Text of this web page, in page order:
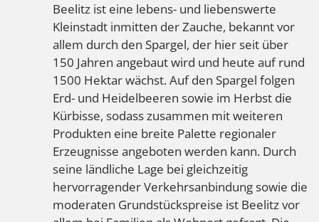
Beelitz ist eine lebens- und liebenswerte
Kleinstadt inmitten der Zauche, bekannt vor
allem durch den Spargel, der hier seit über
150 Jahren angebaut wird und heute auf rund
1500 Hektar wächst. Auf den Spargel folgen
Erd- und Heidelbeeren sowie im Herbst die
Kürbisse, sodass zusammen mit weiteren
Produkten eine breite Palette regionaler
Erzeugnisse angeboten werden kann. Durch
seine ländliche Lage bei gleichzeitig
hervorragender Verkehrsanbindung sowie die
moderaten Grundstückspreise ist Beelitz vor